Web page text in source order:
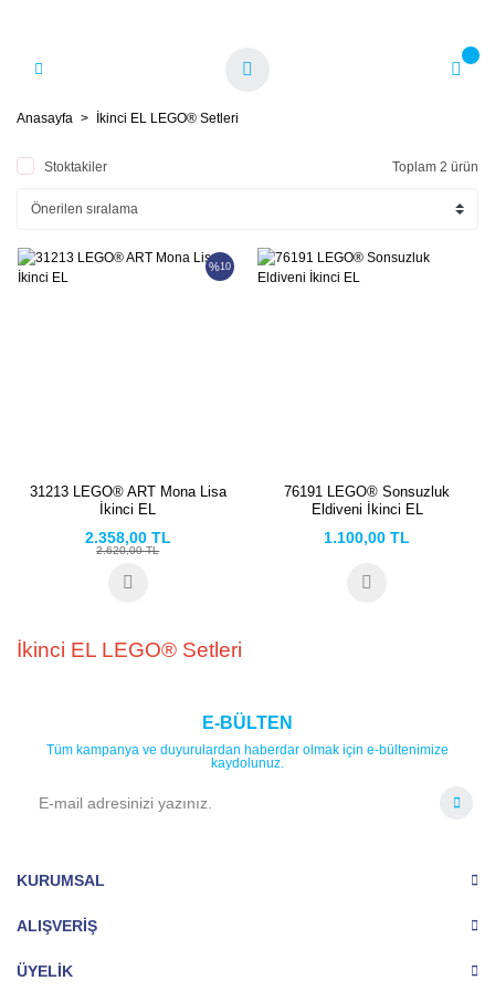
Anasayfa İkinci EL LEGO® Setleri
Stoktakiler Toplam 2 ürün
31213 LEGO® ART Mona Lisa
İkinci EL
%10
2.358,00 TL
2.620,00 TL
76191 LEGO® Sonsuzluk
Eldiveni İkinci EL
1.100,00 TL
İkinci EL LEGO® Setleri
E-BÜLTEN
Tüm kampanya ve duyurulardan haberdar olmak için e-bültenimize
kaydolunuz.
KURUMSAL
ALIŞVERİŞ
ÜYELİK